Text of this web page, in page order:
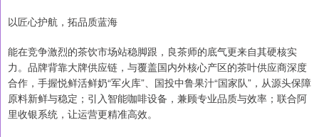
以匠心护航，拓品质蓝海
能在竞争激烈的茶饮市场站稳脚跟，良茶师的底气更来自其硬核实
力。品牌背靠大牌供应链，与覆盖国内外核心产区的茶叶供应商深度
合作，手握悦鲜活鲜奶“军火库”、国投中鲁果汁“国家队”，从源头保障
原料新鲜与稳定；引入智能咖啡设备，兼顾专业品质与效率；联合阿
里收银系统，让运营更精准高效。